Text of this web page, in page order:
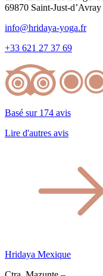
69870 Saint-Just-d’Avray
info@hridaya-yoga.fr
+33 621 27 37 69
Basé sur 174 avis
Lire d'autres avis
Hridaya Mexique